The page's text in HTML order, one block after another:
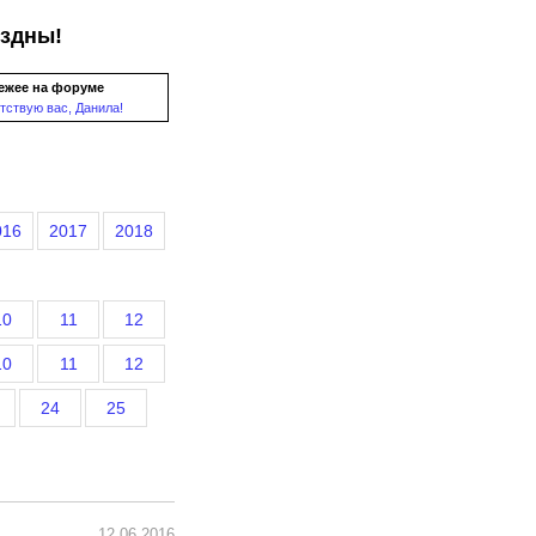
на форуме
вас, Данила!
2017 2018
11 12
11 12
24 25